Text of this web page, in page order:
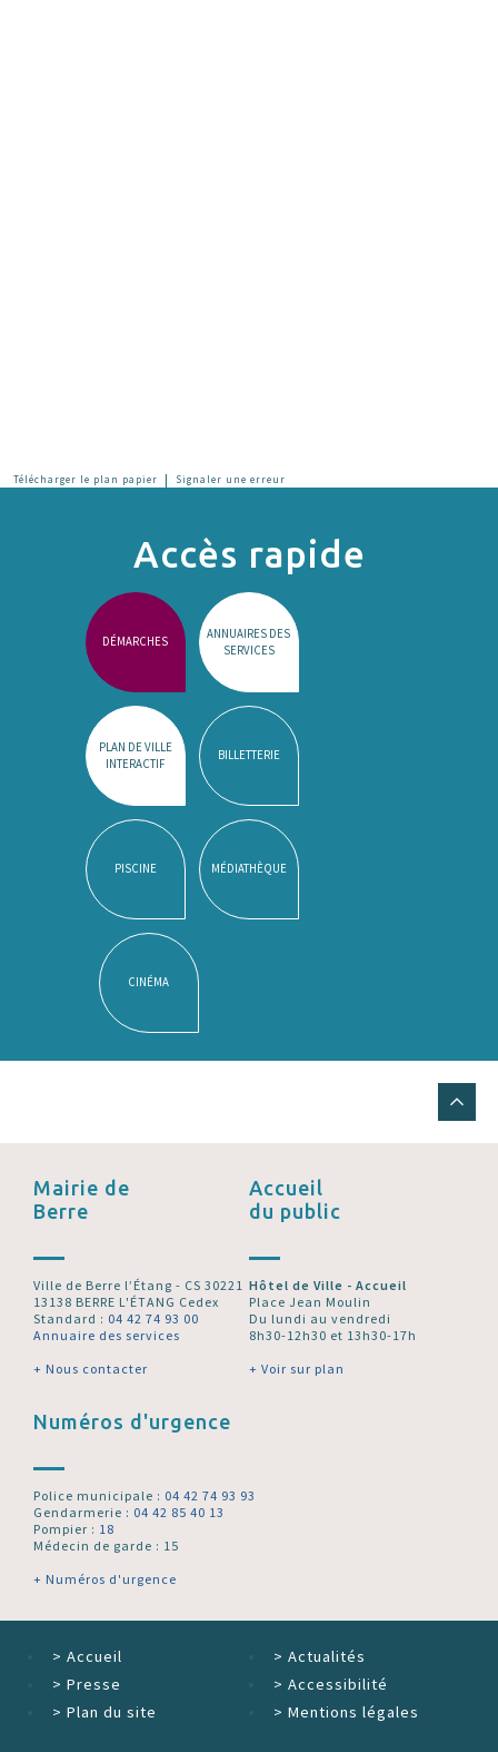
Télécharger le plan papier | Signaler une erreur
Accès rapide
DÉMARCHES
ANNUAIRES DES
SERVICES
PLAN DE VILLE
INTERACTIF
BILLETTERIE
PISCINE MÉDIATHÈQUE
CINÉMA
Mairie de
Berre
Ville de Berre l’Étang - CS 30221
13138 BERRE L'ÉTANG Cedex
Standard : 04 42 74 93 00
Annuaire des services
+ Nous contacter
Accueil
du public
Hôtel de Ville - Accueil
Place Jean Moulin
Du lundi au vendredi
8h30-12h30 et 13h30-17h
+ Voir sur plan
Numéros d'urgence
Police municipale : 04 42 74 93 93
Gendarmerie : 04 42 85 40 13
Pompier : 18
Médecin de garde : 15
+ Numéros d'urgence
> Accueil > Actualités
> Presse > Accessibilité
> Plan du site > Mentions légales